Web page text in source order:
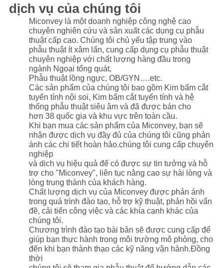
dịch vụ của chúng tôi
Miconvey là một doanh nghiệp công nghệ cao
chuyên nghiên cứu và sản xuất các dụng cụ phẫu
thuật cấp cao. Chúng tôi chủ yếu tập trung vào
phẫu thuật ít xâm lấn, cung cấp dụng cụ phẫu thuật
chuyên nghiệp với chất lượng hàng đầu trong
ngành Ngoại tổng quát,
Phẫu thuật lồng ngực, OB/GYN….etc.
Các sản phẩm của chúng tôi bao gồm Kim bấm cắt
tuyến tính nội soi, Kim bấm cắt tuyến tính và hệ
thống phẫu thuật siêu âm và đã được bán cho
hơn 38 quốc gia và khu vực trên toàn cầu.
Khi bạn mua các sản phẩm của Miconvey, bạn sẽ
nhận được dịch vụ đầy đủ của chúng tôi cũng phản
ánh các chi tiết hoàn hảo.chúng tôi cung cấp chuyên
nghiệp
và dịch vụ hiệu quả để có được sự tin tưởng và hỗ
trợ cho "Miconvey", liên tục nâng cao sự hài lòng và
lòng trung thành của khách hàng.
Chất lượng dịch vụ của Miconvey được phản ánh
trong quá trình đào tạo, hỗ trợ kỹ thuật, phản hồi vấn
đề, cải tiến công việc và các khía cạnh khác của
chúng tôi.
Chương trình đào tạo bài bản sẽ được cung cấp để
giúp bạn thực hành trong môi trường mô phỏng, cho
đến khi bạn thành thạo các kỹ năng vận hành.Đồng
thời